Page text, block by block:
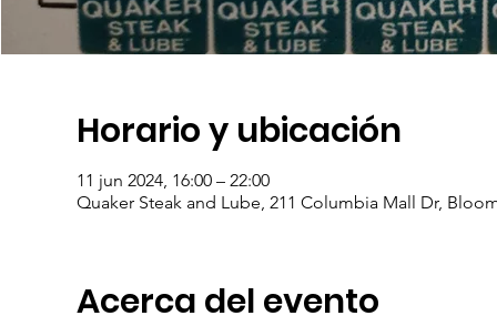
Horario y ubicación
11 jun 2024, 16:00 – 22:00
Quaker Steak and Lube, 211 Columbia Mall Dr,
Acerca del evento